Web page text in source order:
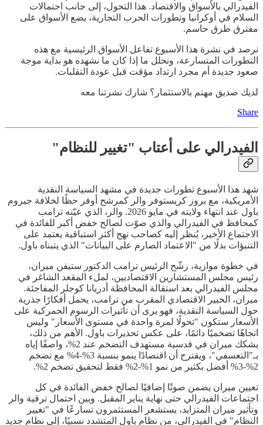
الفيدرالي بالأسواق والاقتصاد. هذا التحول، إلى جانب احتمالات
السلام في أوكرانيا وتطورات الحرب التجارية، يضع الأسواق على
مفترق طرق حاسم.
نرصد في نشرة هذا الأسبوع تفاعل الأسواق الرئيسية مع هذه
التطورات المتسارعة، ونحلل ما إذا كان ما نشهده هو بداية موجة
صعود جديدة أم مجرد ارتداد مؤقت قبل عودة التقلبات.
لديك صديق مهتم بالاستثمار؟ شارك نشرتنا معه
Share
الفيدرالي على أعتاب "تغيير للنظام"
شهد هذا الأسبوع تطورات جديدة في مشهد السياسة النقدية
الأمريكية، مع بروز كريستوفر والر كمرشح أوفر حظًا لخلافة جيروم
باول عند انتهاء ولايته في مايو 2026. والر، الذي عيّنه ترامب
كمحافظ في الفيدرالي والذي صوّت لصالح خفض أكبر للفائدة في
الاجتماع الأخير، يُنظر إليه كصاحب نهج أكثر استباقية يعتمد على
التنبؤات بدلًا من "الاعتماد الصارم على البيانات" الذي يتبناه باول.
في خطوة موازية، رشّح الرئيس ترامب الدكتور ستيفن ميران،
رئيس مجلس المستشارين الاقتصاديين، لملء المقعد الشاغر في
مجلس الفيدرالي بعد استقالة المحافظة أدريانا كوجلر المفاجئة.
ميران، الخبير الاقتصادي المقرب من ترامب، يحمل أفكارًا جذرية
حول السياسة النقدية، فهو يرى أن تأثيرات الرسوم الجمركية على
الأسعار ستكون "تحولًا لمرة واحدة في مستوى الأسعار" وليس
اتجاهًا تضخميًا دائمًا، على عكس تحذيرات باول. الأهم من ذلك،
يشكك ميران في قدسية مستهدف التضخم عند 2%، واصفًا إياه
بـ"التعسفي"، ويقترح أن اقتصادًا ينمو بنسبة 3%-4% مع تضخم
2%-3% أفضل بكثير من نمو 1%-2% فقط لتحقيق تضخم 2%.
تعيين ميران يضمن صوتًا إضافيًا لصالح خفض الفائدة في كل
اجتماعات الفيدرالي حتى نهاية يناير المقبل. وبين احتمال ترقية والر
وتأثير ميران المتزايد، يستشعر المستثمرون تسارعًا في "تغيير
النظام" في الفيدرالي، من نظام باول المتشدد نسبيًا، إلى نظام جديد